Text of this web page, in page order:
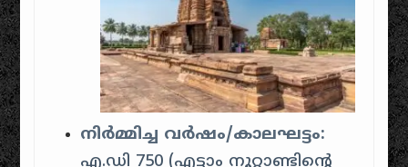
നിർമ്മിച്ച വർഷം/കാലഘട്ടം:
എ.ഡി 750 (എട്ടാം നൂറ്റാണ്ടിന്റെ